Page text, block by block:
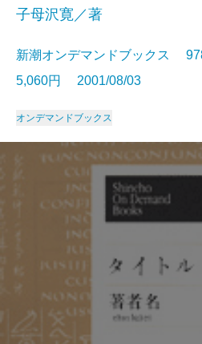
子母沢寛／著
新潮オンデマンドブックス
5,060円 2001/08/03
オンデマンドブックス